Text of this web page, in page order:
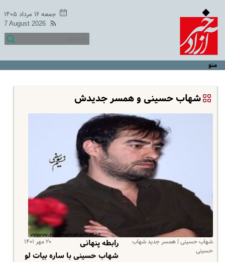
جمعه ۱۶ مرداد ۱۴۰۵
7 August 2026
منو
شهاب حسینی و همسر جدیدش
شهاب حسینی | همسر جدید شهاب
حسینی
۲۰ مهر ۱۴۰۱
رابطه پنهانی
شهاب حسینی با ساره بیات لو